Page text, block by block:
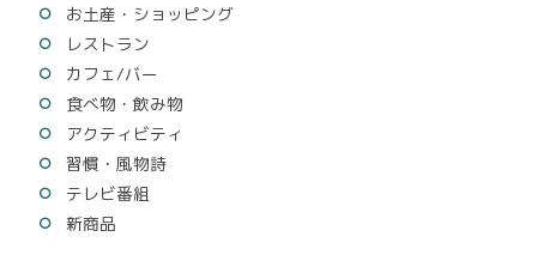
お土産・ショッピング
レストラン
カフェ/バー
食べ物・飲み物
アクティビティ
習慣・風物詩
テレビ番組
新商品